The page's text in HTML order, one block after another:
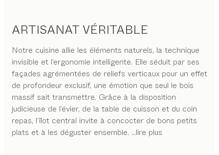
ARTISANAT VÉRITABLE
Notre cuisine allie les éléments naturels, la technique
invisible et l’ergonomie intelligente. Elle séduit par ses
façades agrémentées de reliefs verticaux pour un effet
de profondeur exclusif, une émotion que seul le bois
massif sait transmettre. Grâce à la disposition
judicieuse de l’évier, de la table de cuisson et du coin
repas, l’îlot central invite à concocter de bons petits
plats et à les déguster ensemble. ...lire plus